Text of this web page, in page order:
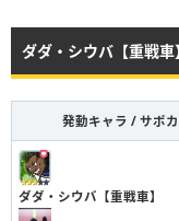
ダダ・シウバ【重戦車】
國神錬介【ジューンブライ
ーロー】
ダダ・シウバ【重戦車】
ダダ・シウバ【重戦
発動キャラ / サポカ
ダダ・シウバ【重戦車】